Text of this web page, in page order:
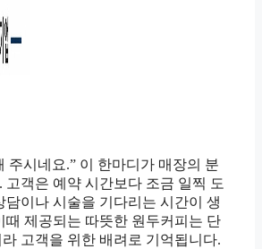
주시네요.” 이 한마디가 매장의 분
고객은 예약 시간보다 조금 일찍 도
담이나 시술을 기다리는 시간이 생
때 제공되는 따뜻한 원두커피는 단
고객을 위한 배려로 기억됩니다.